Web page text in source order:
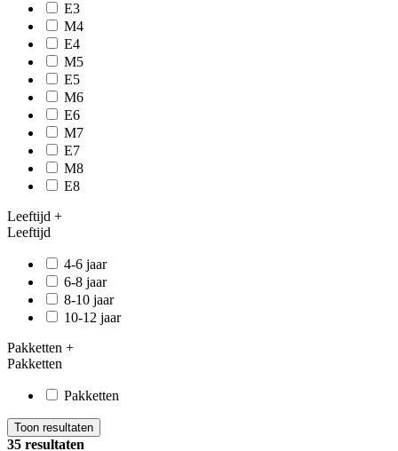
E3
M4
E4
M5
E5
M6
E6
M7
E7
M8
E8
Leeftijd +
Leeftijd
4-6 jaar
6-8 jaar
8-10 jaar
10-12 jaar
Pakketten +
Pakketten
Pakketten
Toon resultaten
35 resultaten